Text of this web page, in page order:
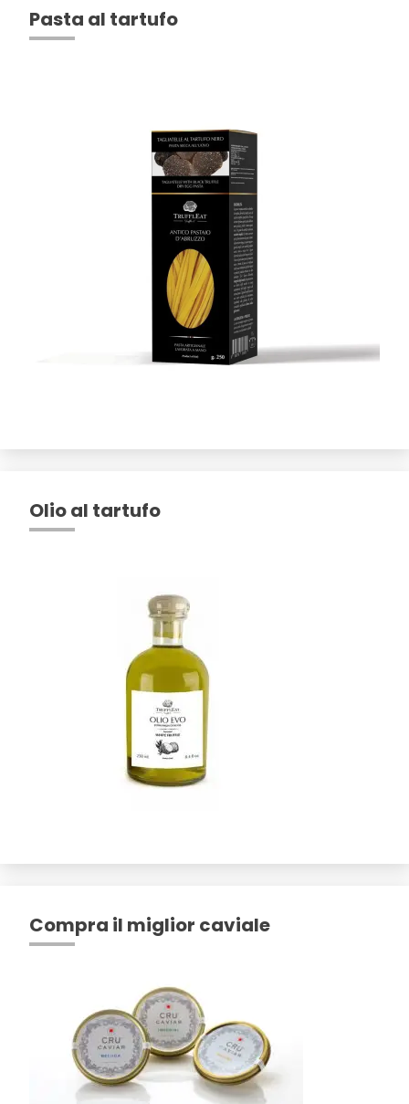
Pasta al tartufo
Olio al tartufo
Compra il miglior caviale